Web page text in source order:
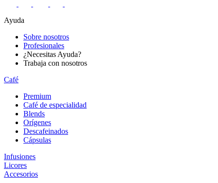
Ayuda
Sobre nosotros
Profesionales
¿Necesitas Ayuda?
Trabaja con nosotros
Café
Premium
Café de especialidad
Blends
Orígenes
Descafeinados
Cápsulas
Infusiones
Licores
Accesorios